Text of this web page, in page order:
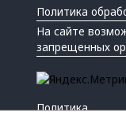
Политика
На сайте
запрещенных
Политика